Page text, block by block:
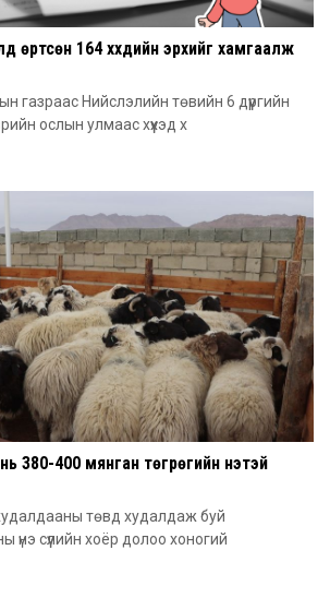
өртсөн 164 хүүхдийн эрхийг хамгаалж
газраас Нийслэлийн төвийн 6 дүүргийн
ослын улмаас хүүхэд х
380-400 мянган төгрөгийн үнэтэй
төвд худалдаж буй
сүүлийн хоёр долоо хоногий